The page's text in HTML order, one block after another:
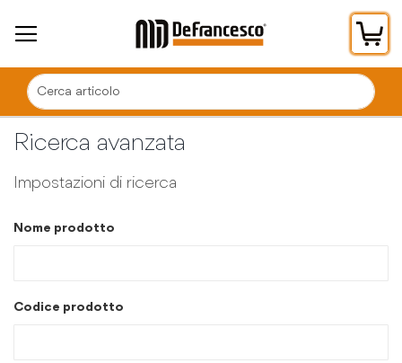
Ricerca avanzata
Impostazioni di ricerca
Nome prodotto
Codice prodotto